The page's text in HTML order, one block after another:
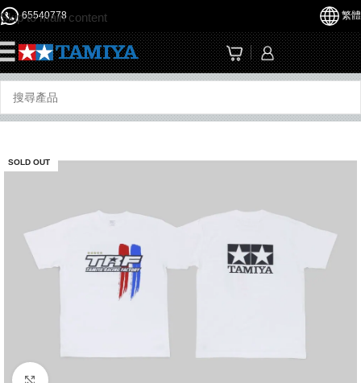
Skip to main content
65540778 繁體
SOLD OUT
Click to enlarge